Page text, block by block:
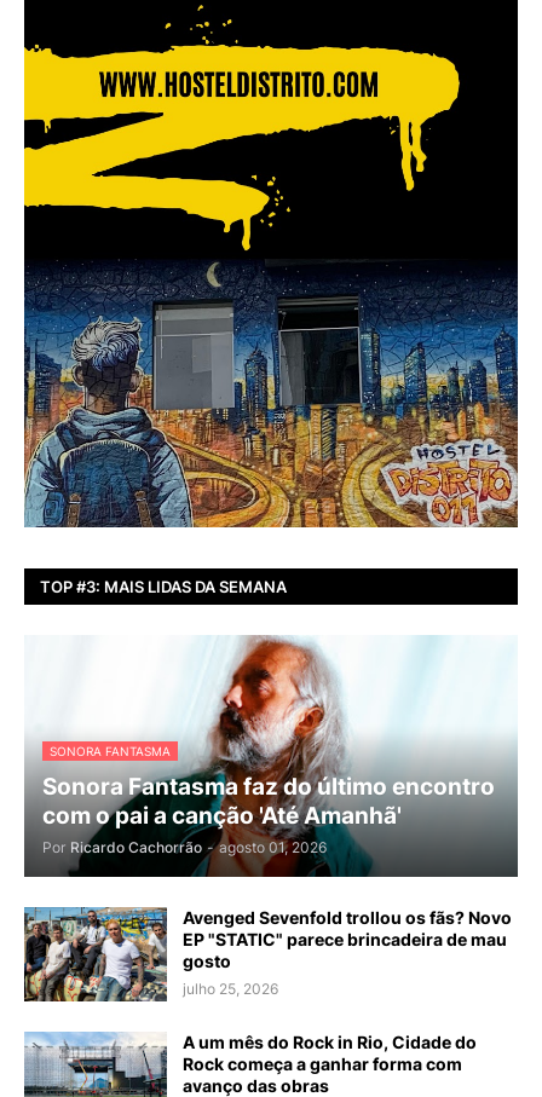
TOP #3: MAIS LIDAS DA SEMANA
SONORA FANTASMA
Sonora Fantasma faz do último encontro
com o pai a canção 'Até Amanhã'
Por Ricardo Cachorrão - agosto 01, 2026
Avenged Sevenfold trollou os fãs? Novo
EP "STATIC" parece brincadeira de mau
gosto
julho 25, 2026
A um mês do Rock in Rio, Cidade do
Rock começa a ganhar forma com
avanço das obras